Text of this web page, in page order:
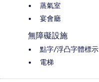
蒸氣室
宴會廳
無障礙設施
點字/浮凸字體標示
電梯